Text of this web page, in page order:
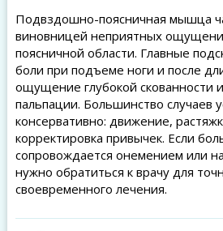
Подвздошно-поясничная мышца
виновницей неприятных
поясничной области. Главные
боли при подъеме ноги и после
ощущение глубокой скованности
пальпации. Большинство случаев
консервативно: движение,
корректировка привычек. Если
сопровождается онемением или
нужно обратиться к врачу для
своевременного лечения.